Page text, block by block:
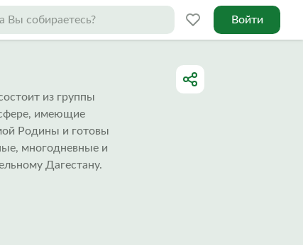
Войти
из группы
имеющие
Родины и готовы
многодневные и
Дагестану.